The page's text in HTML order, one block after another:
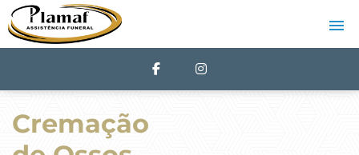
Cremação